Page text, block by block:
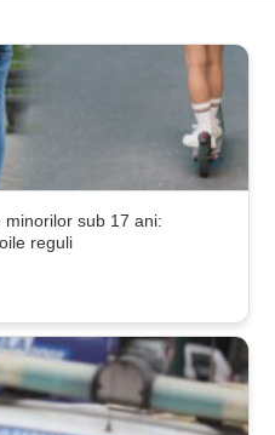
sub 17 ani:
reguli